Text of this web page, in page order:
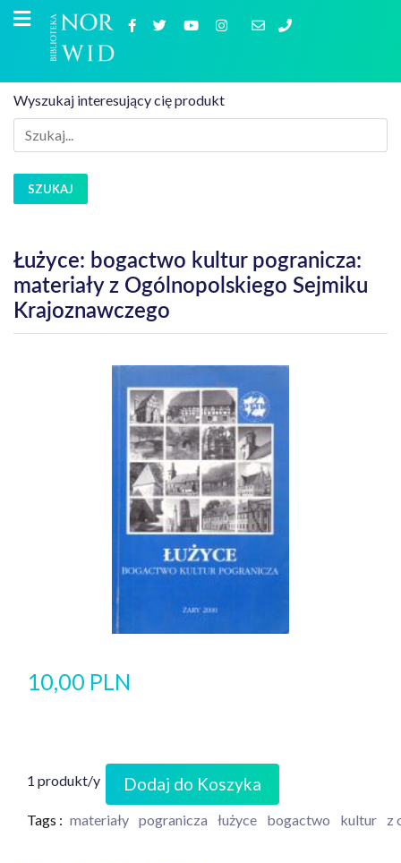
Wyszukaj interesujący cię produkt
SZUKAJ
Łużyce: bogactwo kultur pogranicza:
materiały z Ogólnopolskiego Sejmiku
Krajoznawczego
10,00 PLN
1 produkt/y Dodaj do Koszyka
Tags : materiały pogranicza łużyce bogactwo kultur z